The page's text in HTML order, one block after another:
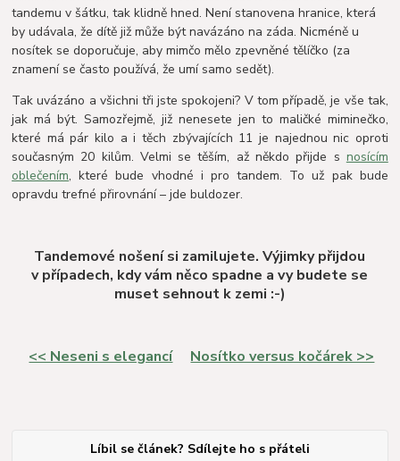
tandemu v šátku, tak klidně hned. Není stanovena hranice, která
by udávala, že dítě již může být navázáno na záda. Nicméně u
nosítek se doporučuje, aby mimčo mělo zpevněné tělíčko (za
znamení se často používá, že umí samo sedět).
Tak uvázáno a všichni tři jste spokojeni? V tom případě, je vše tak,
jak má být. Samozřejmě, již nenesete jen to maličké miminečko,
které má pár kilo a i těch zbývajících 11 je najednou nic oproti
současným 20 kilům. Velmi se těším, až někdo přijde s nosícím
oblečením, které bude vhodné i pro tandem. To už pak bude
opravdu trefné přirovnání – jde buldozer.
Tandemové nošení si zamilujete. Výjimky přijdou
v případech, kdy vám něco spadne a vy budete se
muset sehnout k zemi :-)
<< Neseni s elegancí Nosítko versus kočárek >>
Líbil se článek? Sdílejte ho s přáteli